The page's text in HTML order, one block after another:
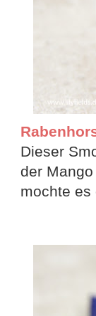
Dieser
der
mochte es